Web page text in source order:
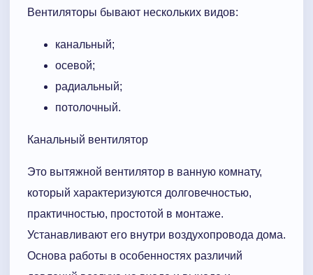
Вентиляторы бывают нескольких видов:
канальный;
осевой;
радиальный;
потолочный.
Канальный вентилятор
Это вытяжной вентилятор в ванную комнату,
который характеризуются долговечностью,
практичностью, простотой в монтаже.
Устанавливают его внутри воздухопровода дома.
Основа работы в особенностях различий